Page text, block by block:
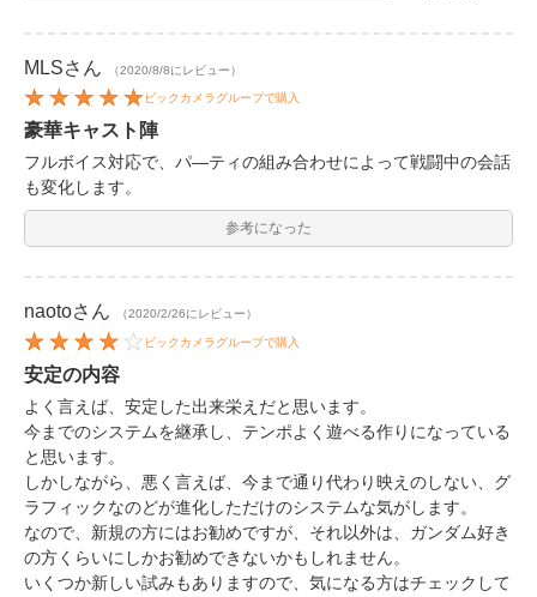
MLSさん （2020/8/8にレビュー）
ビックカメラグループで購入
豪華キャスト陣
フルボイス対応で、パ―ティの組み合わせによって戦闘中の会話
も変化します。
参考になった
naotoさん （2020/2/26にレビュー）
ビックカメラグループで購入
安定の内容
よく言えば、安定した出来栄えだと思います。
今までのシステムを継承し、テンポよく遊べる作りになっている
と思います。
しかしながら、悪く言えば、今まで通り代わり映えのしない、グ
ラフィックなのどが進化しただけのシステムな気がします。
なので、新規の方にはお勧めですが、それ以外は、ガンダム好き
の方くらいにしかお勧めできないかもしれません。
いくつか新しい試みもありますので、気になる方はチェックして